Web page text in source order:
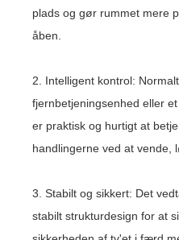
plads og gør rummet mere
åben.
2. Intelligent kontrol:
fjernbetjeningsenhed eller
er praktisk og hurtigt at
handlingerne ved at vende,
3. Stabilt og sikkert: Det
stabilt strukturdesign for at